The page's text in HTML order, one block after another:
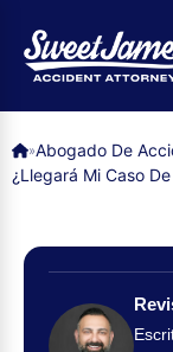
»Abogado De
¿Llegará Mi Caso